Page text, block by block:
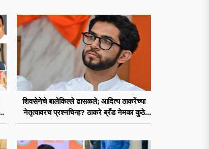
शिवसेनेचे बालेकिल्ले ढासळले; आदित्य ठाकरेंच्या
नेतृत्वावरच प्रश्नचिन्ह? ठाकरे ब्रँड नेमका कुठे
चुकला?